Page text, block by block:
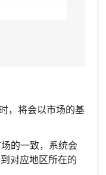
，将会以市场的基
的一致，系统会
对应地区所在的